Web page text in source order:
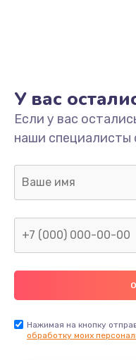
Замена/
Ремонт
У вас
Если у вас
наши специалисты
Нажимая на кнопку
обработку моих